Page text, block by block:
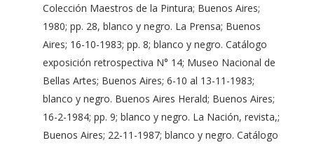
Colección Maestros de la Pintura; Buenos Aires;
1980; pp. 28, blanco y negro. La Prensa; Buenos
Aires; 16-10-1983; pp. 8; blanco y negro. Catálogo
exposición retrospectiva N° 14; Museo Nacional de
Bellas Artes; Buenos Aires; 6-10 al 13-11-1983;
blanco y negro. Buenos Aires Herald; Buenos Aires;
16-2-1984; pp. 9; blanco y negro. La Nación, revista,;
Buenos Aires; 22-11-1987; blanco y negro. Catálogo